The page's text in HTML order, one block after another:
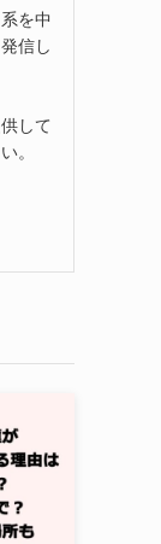
を中
信し
して
。